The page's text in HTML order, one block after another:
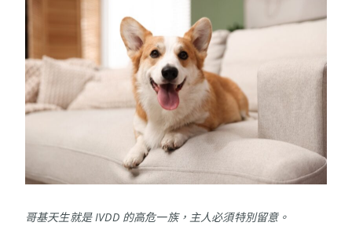
哥基天生就是 IVDD 的高危一族，主人必須特別留意。